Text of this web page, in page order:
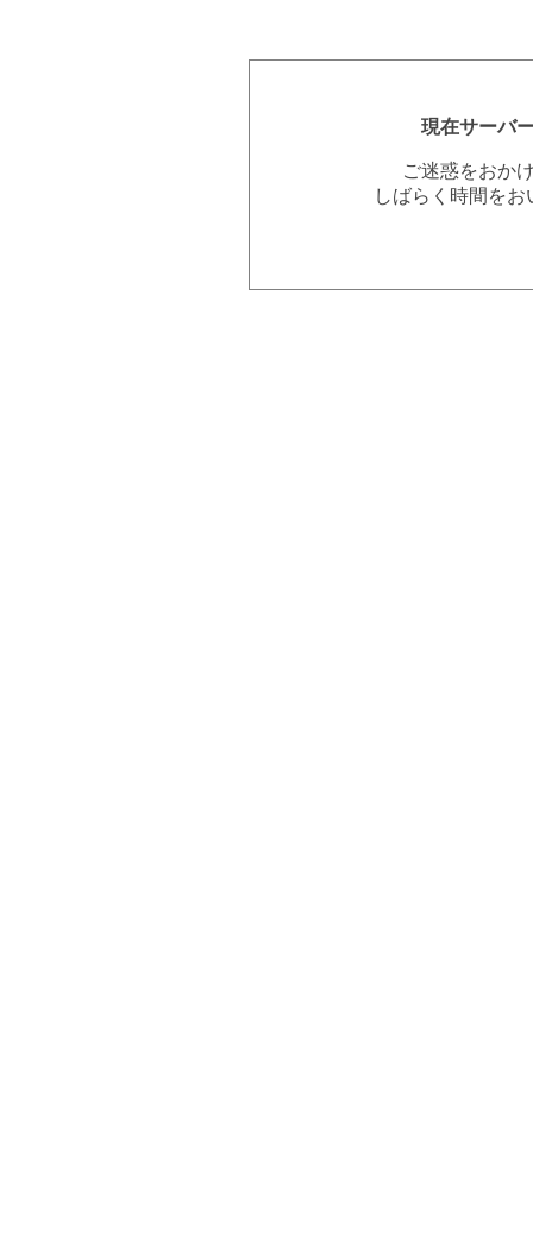
現在サーバ
ご迷惑をおか
しばらく時間を